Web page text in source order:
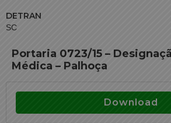
DETRAN
SC
Portaria 0723/15 –
Médica – Palhoça
Download